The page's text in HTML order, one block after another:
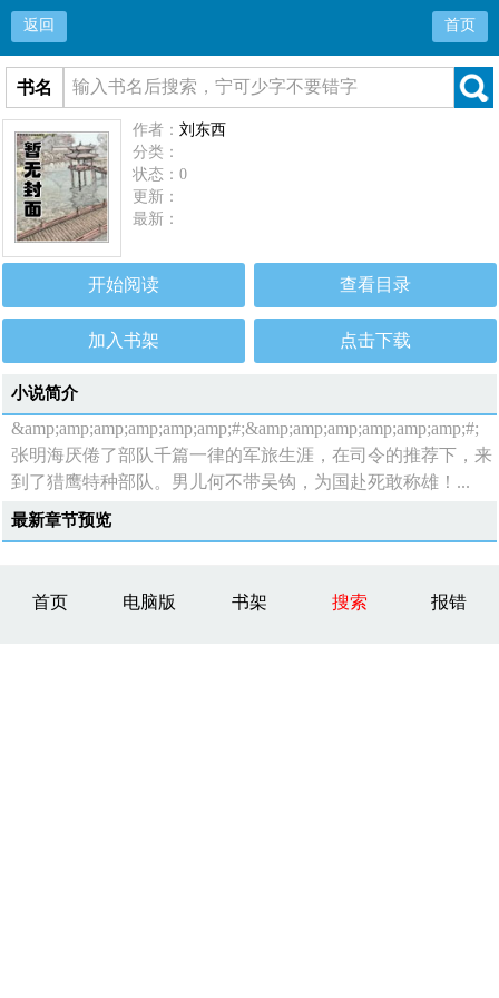
返回 首页
书名
作者：刘东西
分类：
状态：0
更新：
最新：
开始阅读 查看目录
加入书架 点击下载
小说简介
&amp;amp;amp;amp;amp;amp;#;&amp;amp;amp;amp;amp;amp;#;
张明海厌倦了部队千篇一律的军旅生涯，在司令的推荐下，来
到了猎鹰特种部队。男儿何不带吴钩，为国赴死敢称雄！...
最新章节预览
首页 电脑版 书架 搜索 报错